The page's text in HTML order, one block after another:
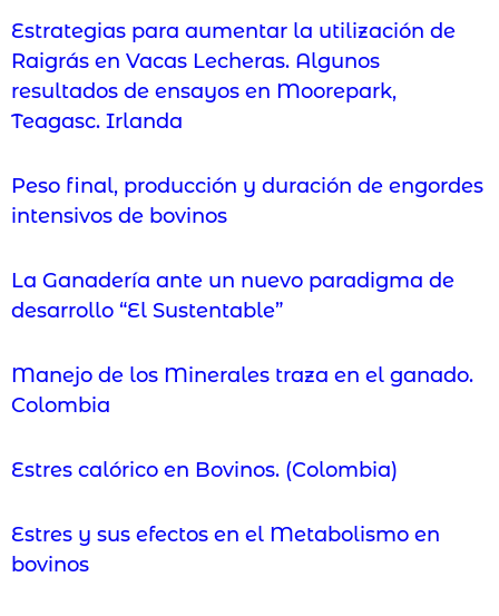
Estrategias para aumentar la utilización de
Raigrás en Vacas Lecheras. Algunos
resultados de ensayos en Moorepark,
Teagasc. Irlanda
Peso final, producción y duración de engordes
intensivos de bovinos
La Ganadería ante un nuevo paradigma de
desarrollo “El Sustentable”
Manejo de los Minerales traza en el ganado.
Colombia
Estres calórico en Bovinos. (Colombia)
Estres y sus efectos en el Metabolismo en
bovinos